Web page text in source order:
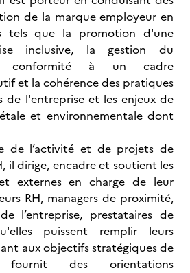
de la marque employeur en
tels que la promotion d'une
inclusive, la gestion du
conformité à un cadre
et la cohérence des pratiques
de l'entreprise et les enjeux de
et environnementale dont
de l’activité et de projets de
il dirige, encadre et soutient les
externes en charge de leur
RH, managers de proximité,
l’entreprise, prestataires de
puissent remplir leurs
aux objectifs stratégiques de
des orientations